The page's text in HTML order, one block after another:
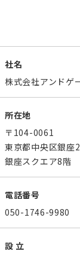
社名
株式会社アンドゲ
所在地
〒104-0061
東京都中央区銀座
銀座スクエア8階
電話番号
050-1746-9980
設 立